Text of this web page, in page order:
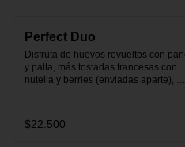
Perfect Duo
Disfruta de huevos revueltos con
y palta, más tostadas francesas con
nutella y berries (enviadas aparte),
mermelada de arándanos y granola
hecha en casa.
$22.500